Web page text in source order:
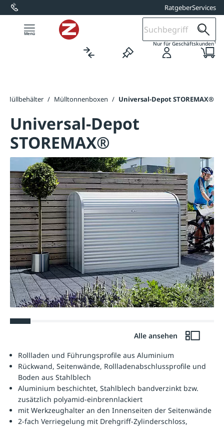
springen RatgeberServices
Nur für Geschäftskunden1
Müllbehälter / Mülltonnenboxen / Universal-Depot STOREMAX®
Universal-Depot
STOREMAX®
Alle ansehen
Rollladen und Führungsprofile aus Aluminium
Rückwand, Seitenwände, Rollladenabschlussprofile und
Boden aus Stahlblech
Aluminium beschichtet, Stahlblech bandverzinkt bzw.
zusätzlich polyamid-einbrennlackiert
mit Werkzeughalter an den Innenseiten der Seitenwände
2-fach Verriegelung mit Drehgriff-Zylinderschloss,